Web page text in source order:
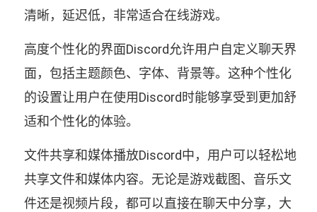
清晰，延迟低，非常适合在线游戏。
高度个性化的界面Discord允许用户自定义聊天界
面，包括主题颜色、字体、背景等。这种个性化
的设置让用户在使用Discord时能够享受到更加舒
适和个性化的体验。
文件共享和媒体播放Discord中，用户可以轻松地
共享文件和媒体内容。无论是游戏截图、音乐文
件还是视频片段，都可以直接在聊天中分享，大